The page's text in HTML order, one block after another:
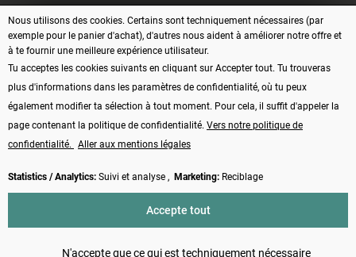
Service
Informations
Modes de paiement
Vertrag widerrufen
éventuellement les frais de contre-remboursement, sauf indication contraire
Nous utilisons des cookies. Certains sont techniquement nécessaires (par
exemple pour le panier d'achat), d'autres nous aident à améliorer notre offre et
à te fournir une meilleure expérience utilisateur.
Tu acceptes les cookies suivants en cliquant sur Accepter tout. Tu trouveras
plus d'informations dans les paramètres de confidentialité, où tu peux
également modifier ta sélection à tout moment. Pour cela, il suffit d'appeler la
page contenant la politique de confidentialité. Vers notre politique de
confidentialité.
Aller aux mentions légales
Statistics / Analytics: Suivi et analyse , Marketing: Reciblage
N'accepte que ce qui est techniquement nécessaire
Accepte tout